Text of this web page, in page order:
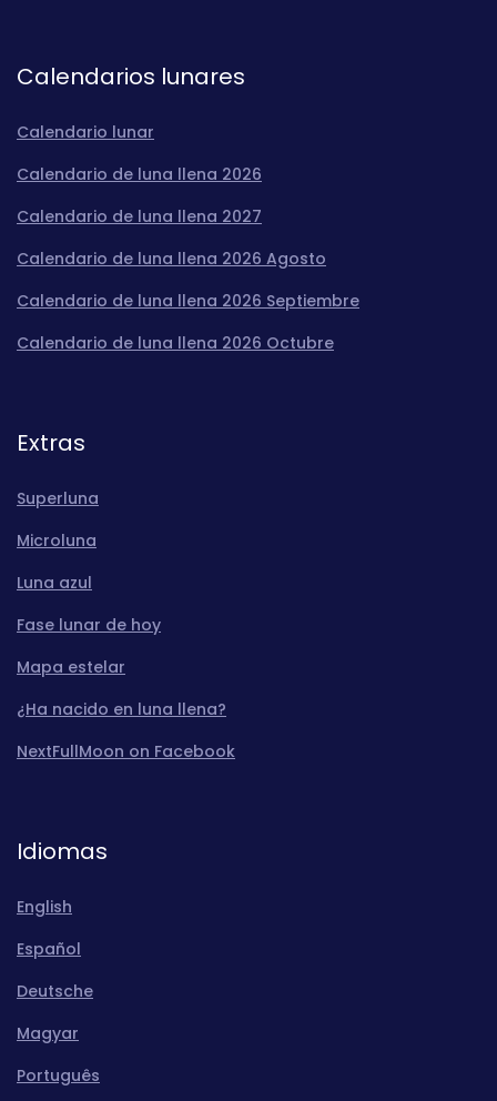
Calendarios lunares
Calendario lunar
Calendario de luna llena 2026
Calendario de luna llena 2027
Calendario de luna llena 2026 Agosto
Calendario de luna llena 2026 Septiembre
Calendario de luna llena 2026 Octubre
Extras
Superluna
Microluna
Luna azul
Fase lunar de hoy
Mapa estelar
¿Ha nacido en luna llena?
NextFullMoon on Facebook
Idiomas
English
Español
Deutsche
Magyar
Português